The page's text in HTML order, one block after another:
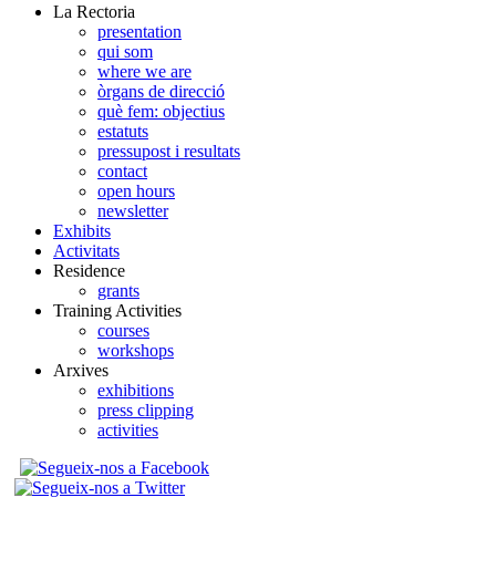
La Rectoria
presentation
qui som
where we are
òrgans de direcció
què fem: objectius
estatuts
pressupost i resultats
contact
open hours
newsletter
Exhibits
Activitats
Residence
grants
Training Activities
courses
workshops
Arxives
exhibitions
press clipping
activities